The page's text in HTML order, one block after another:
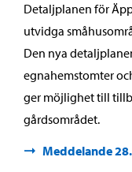
Detaljplanen för
utvidga
Den nya
egnahemstomter
ger möjlighet till
gårdsområdet.
Meddelande